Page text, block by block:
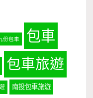
份包車 包車
包車旅遊
南投包車旅遊